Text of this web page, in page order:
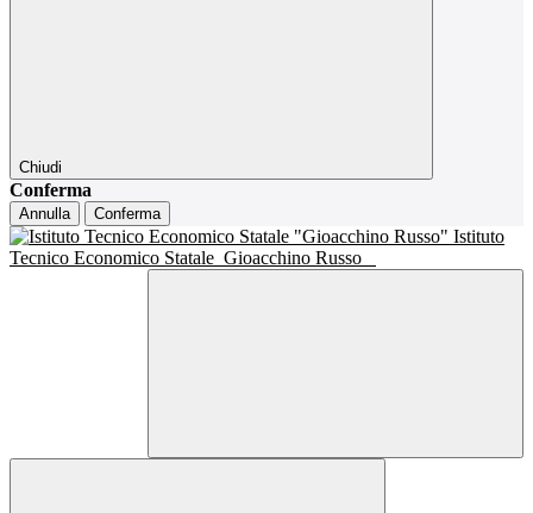
Chiudi
Conferma
Annulla Conferma
Istituto
Tecnico Economico Statale Gioacchino Russo